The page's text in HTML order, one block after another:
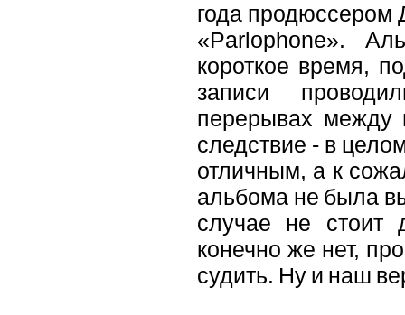
года продюссером
«Parlophone».
короткое время,
записи
перерывах между
следствие - в
отличным, а к
альбома не была
случае не стоит
конечно же нет,
судить. Ну и наш